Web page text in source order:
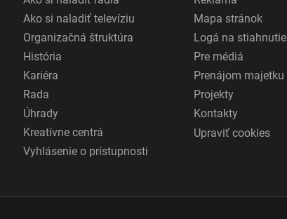
Ako si naladiť televíziu
Organizačná štruktúra
História
Kariéra
Rada
Úhrady
Kreatívne centrá
Vyhlásenie o prístupnosti
Mapa stránok
Logá na stiahnutie
Pre médiá
Prenájom majetku
Projekty
Kontakty
Upraviť cookies